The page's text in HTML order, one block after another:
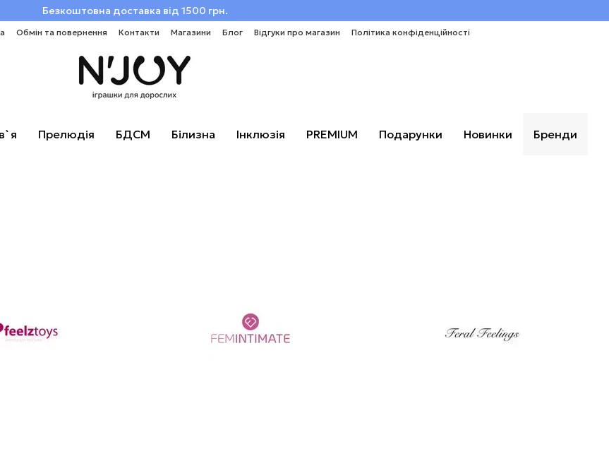
Безкоштовна доставка від 1500 грн.
Обмін та повернення Контакти Магазини Блог Відгуки про магазин Політика конфіденційності
Прелюдія БДСМ Білизна Інклюзія PREMIUM Подарунки Новинки Бренди